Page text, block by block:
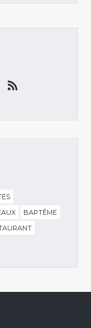
BAPTÊME